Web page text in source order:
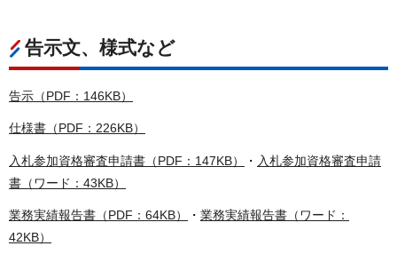
告示文、様式など
告示（PDF：146KB）
仕様書（PDF：226KB）
入札参加資格審査申請書（PDF：147KB） ・ 入札参加資格審査申請
書（ワード：43KB）
業務実績報告書（PDF：64KB） ・ 業務実績報告書（ワード：
42KB）